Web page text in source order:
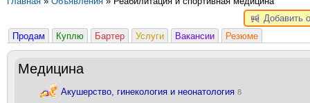
Добавить
Продам
Куплю Бартер Услуги Вакансии Резюме
Медицина
Акушерство, гинекология и неонатология 8